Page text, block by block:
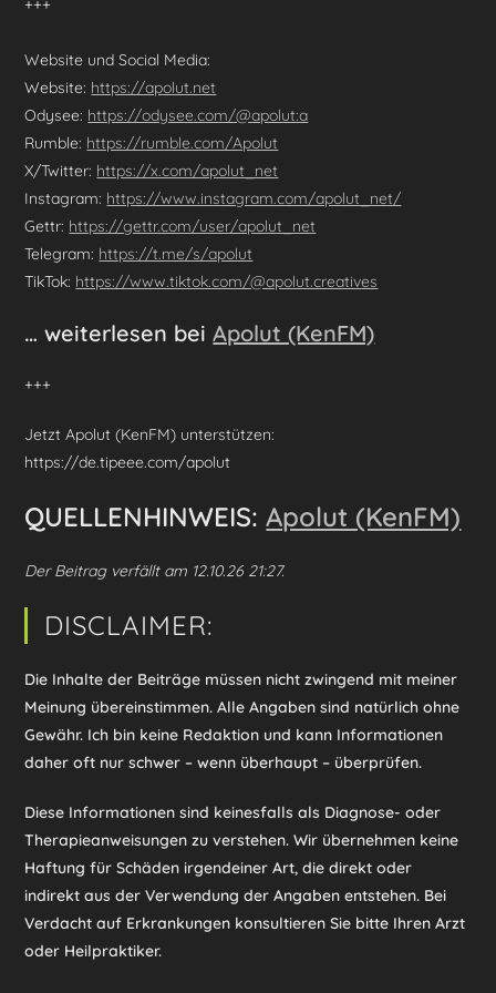
+++
Website und Social Media:
Website: https://apolut.net
Odysee: https://odysee.com/@apolut:a
Rumble: https://rumble.com/Apolut
X/Twitter: https://x.com/apolut_net
Instagram: https://www.instagram.com/apolut_net/
Gettr: https://gettr.com/user/apolut_net
Telegram: https://t.me/s/apolut
TikTok: https://www.tiktok.com/@apolut.creatives
… weiterlesen beiApolut (KenFM)
+++
Jetzt Apolut (KenFM) unterstützen:
https://de.tipeee.com/apolut
QUELLENHINWEIS:Apolut (KenFM)
Der Beitrag verfällt am 12.10.26 21:27.
DISCLAIMER:
Die Inhalte der Beiträge müssen nicht zwingend mit meiner
Meinung übereinstimmen. Alle Angaben sind natürlich ohne
Gewähr. Ich bin keine Redaktion und kann Informationen
daher oft nur schwer – wenn überhaupt – überprüfen.
Diese Informationen sind keinesfalls als Diagnose- oder
Therapieanweisungen zu verstehen. Wir übernehmen keine
Haftung für Schäden irgendeiner Art, die direkt oder
indirekt aus der Verwendung der Angaben entstehen. Bei
Verdacht auf Erkrankungen konsultieren Sie bitte Ihren Arzt
oder Heilpraktiker.